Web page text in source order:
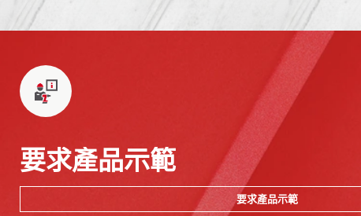
要求產品示範
要求產品示範